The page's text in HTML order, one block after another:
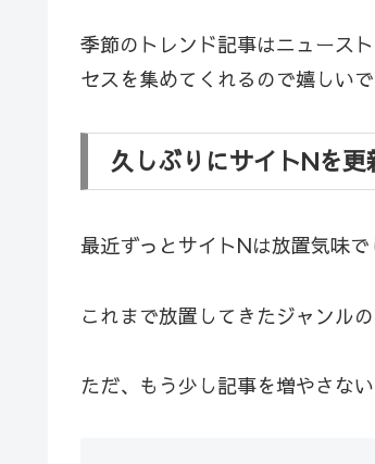
季節のトレンド記事はニュース
セスを集めてくれるので嬉しいで
久しぶりにサイトNを更
最近ずっとサイトNは放置気味で
これまで放置してきたジャンル
ただ、もう少し記事を増やさな